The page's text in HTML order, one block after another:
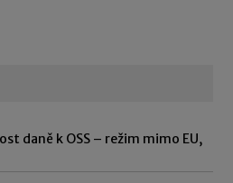
daně k OSS – režim mimo EU,